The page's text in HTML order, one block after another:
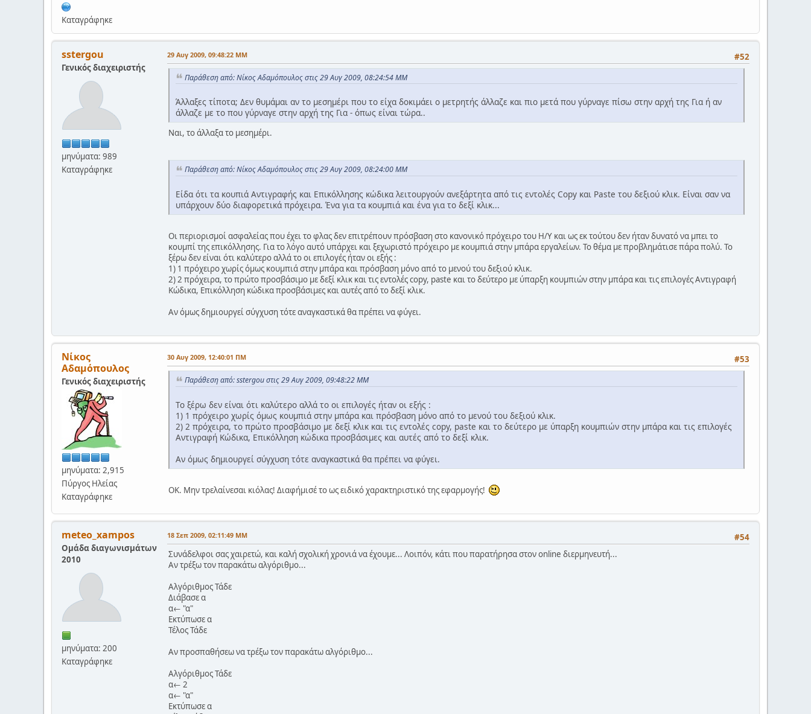
Καταγράφηκε
sstergou
Γενικός διαχειριστής
μηνύματα: 989
Καταγράφηκε
#52
29 Αυγ 2009, 09:48:22 ΜΜ
Παράθεση από: Νίκος Αδαμόπουλος στις 29 Αυγ 2009, 08:24:54 ΜΜ
Άλλαξες τίποτα; Δεν θυμάμαι αν το μεσημέρι που το είχα δοκιμάει ο μετρητής άλλαζε και πιο μετά που γύρναγε πίσω στην αρχή της Για ή αν
άλλαζε με το που γύρναγε στην αρχή της Για - όπως είναι τώρα..
Ναι, το άλλαξα το μεσημέρι.
Παράθεση από: Νίκος Αδαμόπουλος στις 29 Αυγ 2009, 08:24:00 ΜΜ
Είδα ότι τα κουπιά Αντιγραφής και Επικόλλησης κώδικα λειτουργούν ανεξάρτητα από τις εντολές Copy και Paste του δεξιού κλικ. Είναι σαν να
υπάρχουν δύο διαφορετικά πρόχειρα. Ένα για τα κουμπιά και ένα για το δεξί κλικ...
Οι περιορισμοί ασφαλείας που έχει το φλας δεν επιτρέπουν πρόσβαση στο κανονικό πρόχειρο του H/Y και ως εκ τούτου δεν ήταν δυνατό να μπει το
κουμπί της επικόλλησης. Για το λόγο αυτό υπάρχει και ξεχωριστό πρόχειρο με κουμπιά στην μπάρα εργαλείων. Το θέμα με προβλημάτισε πάρα πολύ. Το
ξέρω δεν είναι ότι καλύτερο αλλά το οι επιλογές ήταν οι εξής :
1) 1 πρόχειρο χωρίς όμως κουμπιά στην μπάρα και πρόσβαση μόνο από το μενού του δεξιού κλικ.
2) 2 πρόχειρα, το πρώτο προσβάσιμο με δεξί κλικ και τις εντολές copy, paste και το δεύτερο με ύπαρξη κουμπιών στην μπάρα και τις επιλογές Αντιγραφή
Κώδικα, Επικόλληση κώδικα προσβάσιμες και αυτές από το δεξί κλικ.
Αν όμως δημιουργεί σύγχυση τότε αναγκαστικά θα πρέπει να φύγει.
Νίκος
Αδαμόπουλος
Γενικός διαχειριστής
μηνύματα: 2,915
Πύργος Ηλείας
Καταγράφηκε
#53
30 Αυγ 2009, 12:40:01 ΠΜ
Παράθεση από: sstergou στις 29 Αυγ 2009, 09:48:22 ΜΜ
Το ξέρω δεν είναι ότι καλύτερο αλλά το οι επιλογές ήταν οι εξής :
1) 1 πρόχειρο χωρίς όμως κουμπιά στην μπάρα και πρόσβαση μόνο από το μενού του δεξιού κλικ.
2) 2 πρόχειρα, το πρώτο προσβάσιμο με δεξί κλικ και τις εντολές copy, paste και το δεύτερο με ύπαρξη κουμπιών στην μπάρα και τις επιλογές
Αντιγραφή Κώδικα, Επικόλληση κώδικα προσβάσιμες και αυτές από το δεξί κλικ.
Αν όμως δημιουργεί σύγχυση τότε αναγκαστικά θα πρέπει να φύγει.
ΟΚ. Μην τρελαίνεσαι κιόλας! Διαφήμισέ το ως ειδικό χαρακτηριστικό της εφαρμογής!
meteo_xampos
Ομάδα διαγωνισμάτων
2010
μηνύματα: 200
Καταγράφηκε
#54
18 Σεπ 2009, 02:11:49 ΜΜ
Συνάδελφοι σας χαιρετώ, και καλή σχολική χρονιά να έχουμε... Λοιπόν, κάτι που παρατήρησα στον online διερμηνευτή...
Αν τρέξω τον παρακάτω αλγόριθμο...
Αλγόριθμος Τάδε
Διάβασε α
α← "α"
Εκτύπωσε α
Τέλος Τάδε
Αν προσπαθήσεω να τρέξω τον παρακάτω αλγόριθμο...
Αλγόριθμος Τάδε
α← 2
α← "α"
Εκτύπωσε α